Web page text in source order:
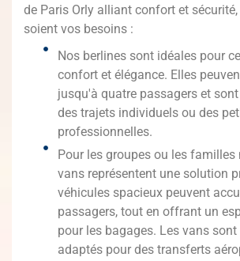
de Paris Orly alliant confort et
soient vos besoins :
Nos berlines sont idéales pour
confort et élégance. Elles
jusqu'à quatre passagers et
des trajets individuels ou des
professionnelles.
Pour les groupes ou les familles
vans représentent une solution
véhicules spacieux peuvent
passagers, tout en offrant un
pour les bagages. Les vans
adaptés pour des transferts